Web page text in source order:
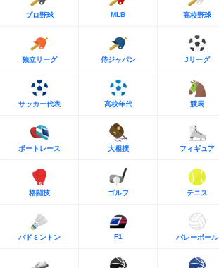
プロ野球 MLB 高校野球
独立リーグ 侍ジャパン Jリーグ
サッカー代表 高校年代 競馬
ボートレース 大相撲 フィギュア
格闘技 ゴルフ テニス
バドミントン F1 バレーボール